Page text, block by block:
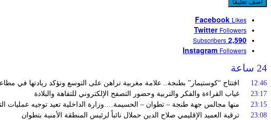
Facebook Likes
Twitter Followers
2,590
Subscribers
Instagram Followers
24 ساعة
12:46
افتتاح “كوستيمار” بطنجة.. علامة مغربية تراهن على التوسع وتؤكد ريادتها في
23:17
غياب القراءة والفكر والتربية وحضور التصفح الإلكتروني للتفاهة والبلادة
23:15
منها مجالس جهة طنجة – تطوان – الحسيمة….وزارة الداخلية تعيد توجيه عمليات
23:08
ترقية العميد الإقليمي صلاح الدين حملال نائباً لرئيس المنطقة الأمنية بتطوان